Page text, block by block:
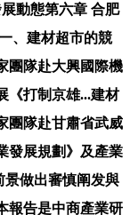
動態第六章 合肥
、建材超市的競
團隊赴大興國際機
《打制京雄...建材
團隊赴甘肅省武威
發展規劃》及產業
景做出審慎阐发與
報告是中商產業研